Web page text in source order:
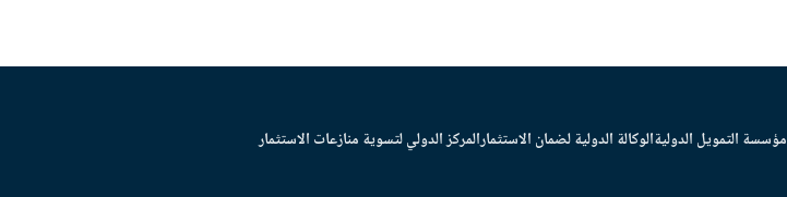
مؤسسة التمويل الدوليةالوكالة الدولية لضمان الاستثمارالمركز الدولي لتسوية منازعات الاستثمار